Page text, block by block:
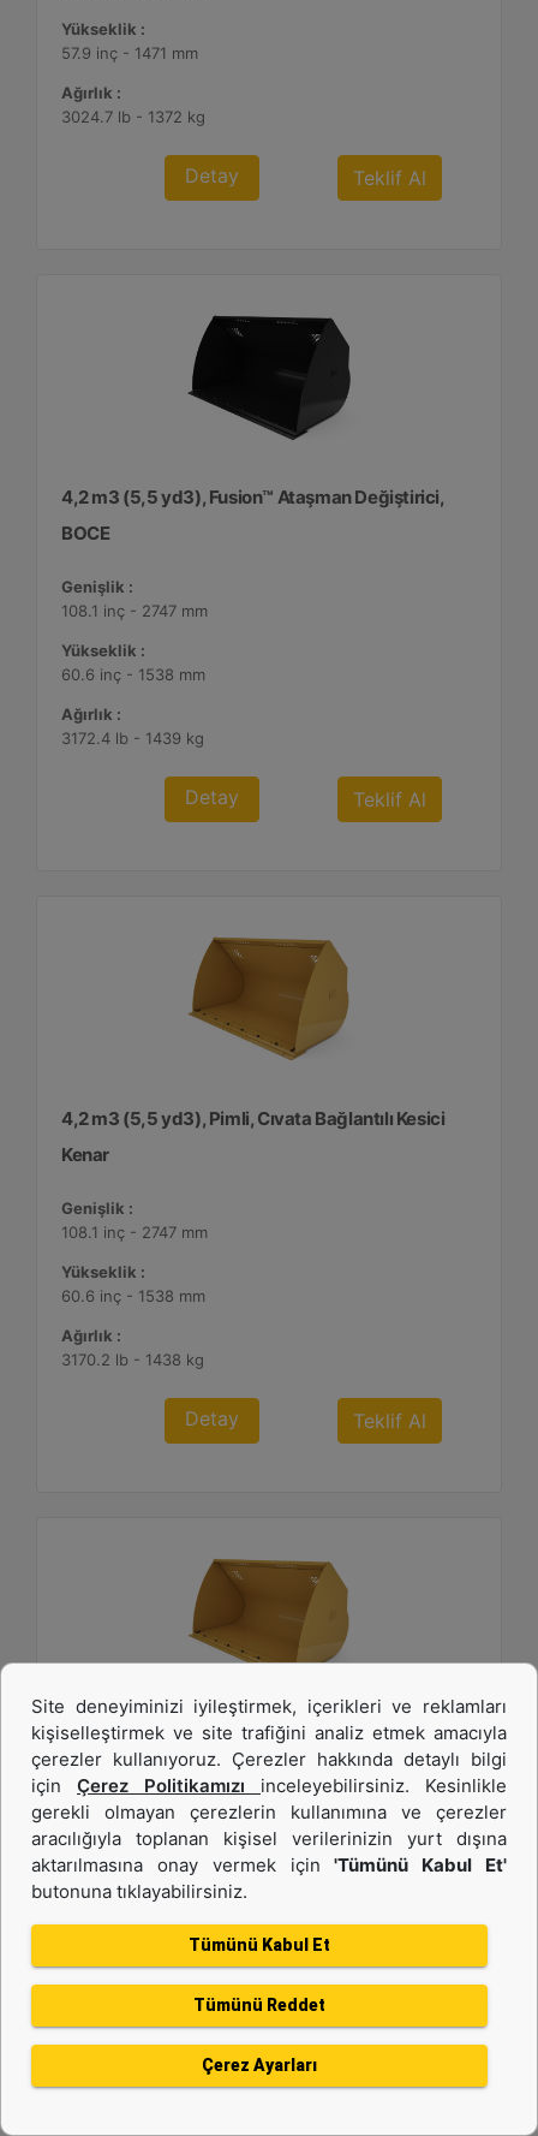
Yükseklik :
57.9 inç - 1471 mm
Ağırlık :
3024.7 lb - 1372 kg
Detay Teklif Al
4,2 m3 (5,5 yd3), Fusion™ Ataşman Değiştirici,
BOCE
Genişlik :
108.1 inç - 2747 mm
Yükseklik :
60.6 inç - 1538 mm
Ağırlık :
3172.4 lb - 1439 kg
Detay Teklif Al
4,2 m3 (5,5 yd3), Pimli, Cıvata Bağlantılı Kesici
Kenar
Genişlik :
108.1 inç - 2747 mm
Yükseklik :
60.6 inç - 1538 mm
Ağırlık :
3170.2 lb - 1438 kg
Detay Teklif Al
4,2 m3 (5,5 yd3), Pimli, Cıvata Bağlantılı Kesici
Kenar
Genişlik :
108.1 inç - 2747 mm
Yükseklik :
3174.7 lb - 1440 kg
Detay Teklif Al
Site deneyiminizi iyileştirmek, içerikleri ve reklamları
kişiselleştirmek ve site trafiğini analiz etmek amacıyla
çerezler kullanıyoruz. Çerezler hakkında detaylı bilgi
için Çerez Politikamızı inceleyebilirsiniz. Kesinlikle
gerekli olmayan çerezlerin kullanımına ve çerezler
aracılığıyla toplanan kişisel verilerinizin yurt dışına
aktarılmasına onay vermek için'Tümünü Kabul Et'
butonuna tıklayabilirsiniz.
Tümünü Kabul Et
Tümünü Reddet
Çerez Ayarları